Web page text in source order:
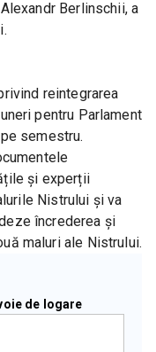
Berlinschii, a
reintegrarea
pentru Parlament
semestru.
și experții
Nistrului și va
încrederea și
maluri ale Nistrului.
de logare